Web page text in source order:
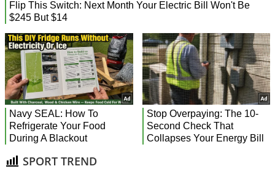
SPORT TREND